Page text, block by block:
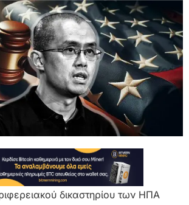
δικαστηρίου των ΗΠΑ